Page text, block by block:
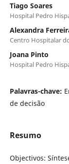
Tiago Soares
Hospital Pedro
Alexandra
Centro Hospitalar
Joana Pinto
Hospital Pedro
Palavras-chave:
de decisão
Resumo
Objectivos: